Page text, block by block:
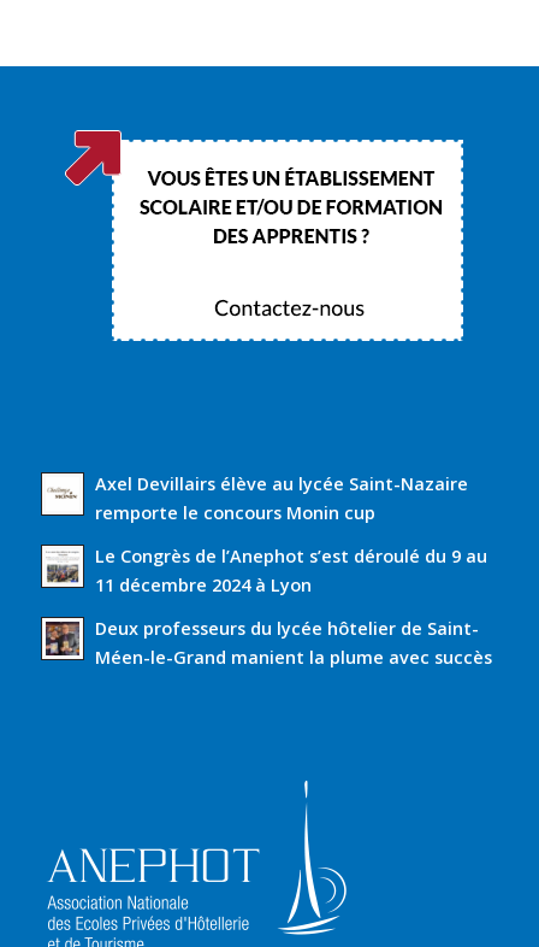
Axel Devillairs élève au lycée Saint-Nazaire
remporte le concours Monin cup
Le Congrès de l’Anephot s’est déroulé du 9 au
11 décembre 2024 à Lyon
Deux professeurs du lycée hôtelier de Saint-
Méen-le-Grand manient la plume avec succès